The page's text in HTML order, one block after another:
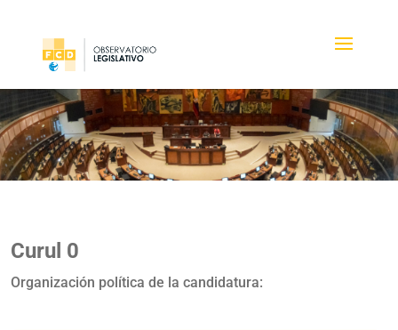
Curul 0
Organización política de la candidatura: